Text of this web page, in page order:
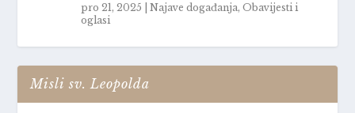
pro 21, 2025 |Najave događanja,Obavijesti i
oglasi
Misli sv. Leopolda